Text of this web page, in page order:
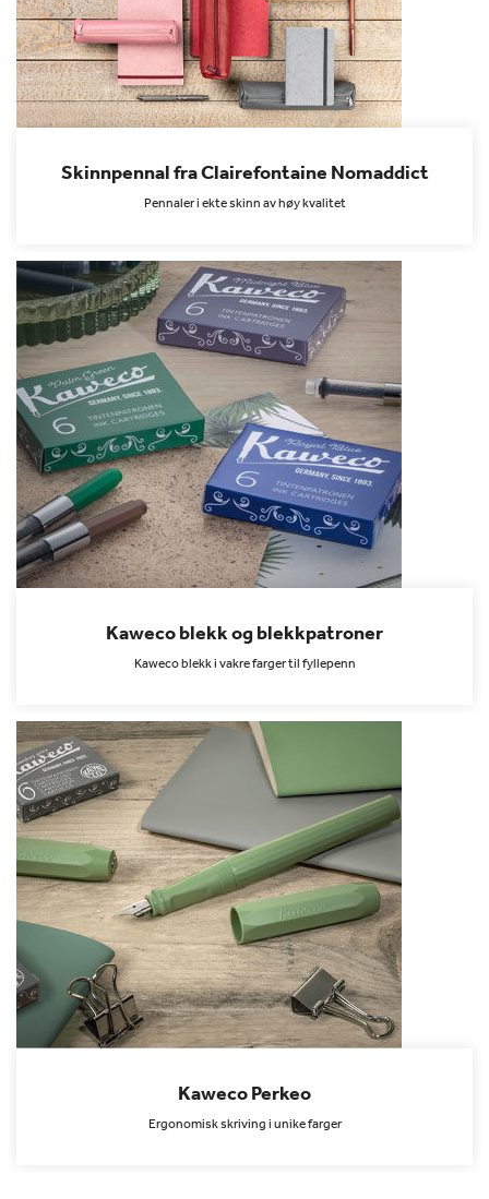
Skinnpennal fra Clairefontaine Nomaddict
Pennaler i ekte skinn av høy kvalitet
Kaweco blekk og blekkpatroner
Kaweco blekk i vakre farger til fyllepenn
Kaweco Perkeo
Ergonomisk skriving i unike farger